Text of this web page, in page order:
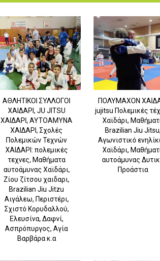
ΑΘΛΗΤΙΚΟΙ ΣΥΛΛΟΓΟΙ
ΧΑΙΔΑΡΙ, JU JITSU
ΧΑΙΔΑΡΙ, ΑΥΤΟΑΜΥΝΑ
ΧΑΙΔΑΡΙ, Σχολές
Πολεμικών Τεχνών
ΧΑΙΔΑΡΙ: πολεμικές
τεχνες, Μαθήματα
αυτοάμυνας Χαϊδάρι,
Ζίου ζίτσου χαιδαρι,
Brazilian Jiu Jitzu
Αιγάλεω, Περιστέρι,
Σχιστό Κορυδαλλού,
Ελευσίνα, Δαφνί,
Ασπρόπυργος, Αγία
Βαρβάρα κ.α
ΠΟΛΥΜΑΧΟΝ
jujitsu Πολεμικές
Χαϊδάρι,
Brazilian Jiu Jitsu,
Αγωνιστικό
Χαϊδάρι,
αυτοάμυνας
Προάστια